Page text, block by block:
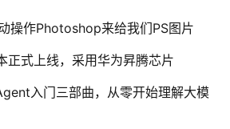
操作Photoshop来给我们PS图片
正式上线，采用华为昇腾芯片
入门三部曲，从零开始理解大模